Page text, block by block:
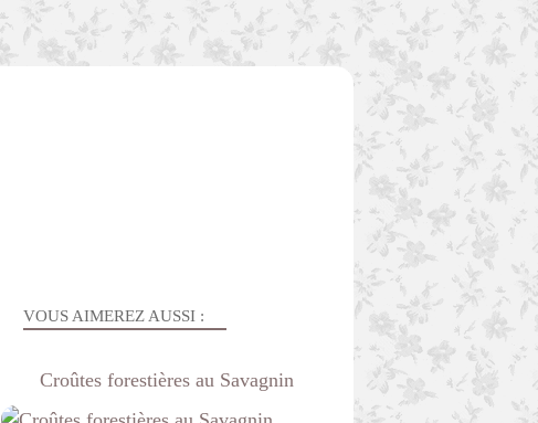
VOUS AIMEREZ AUSSI :
Croûtes forestières au Savagnin